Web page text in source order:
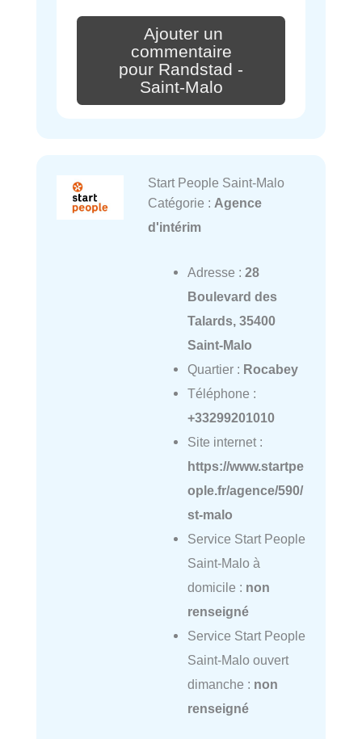
Ajouter un
commentaire
pour Randstad -
Saint-Malo
Start People Saint-Malo
Catégorie : Agence
d'intérim
Adresse : 28
Boulevard des
Talards, 35400
Saint-Malo
Quartier : Rocabey
Téléphone :
+33299201010
Site internet :
https://www.startpe
ople.fr/agence/590/
st-malo
Service Start People
Saint-Malo à
domicile : non
renseigné
Service Start People
Saint-Malo ouvert
dimanche : non
renseigné